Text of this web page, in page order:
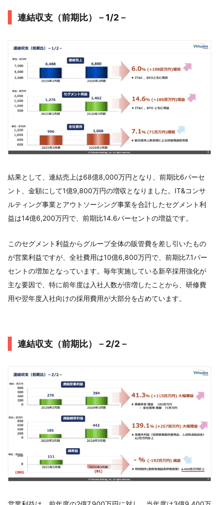
連結収支（前期比）－1/2－
結果として、連結売上は68億8,000万円となり、前期比6パーセ
ント、金額にして1億9,800万円の増収となりました。IT&コンサ
ルティング事業とアウトソーシング事業を合計したセグメント利
益は14億6,200万円で、前期比14.6パーセントの増益です。
このセグメント利益からグループ全体の販管費を差し引いたもの
が営業利益ですが、全社費用は10億6,800万円で、前期比7.1パー
セントの増加となっています。毎年実施している新卒採用強化が
主な要因で、特に前年度は入社人数が倍増したことから、研修費
用や翌年度入社向けの採用費用が大部分を占めています。
連結収支（前期比）－2/2－